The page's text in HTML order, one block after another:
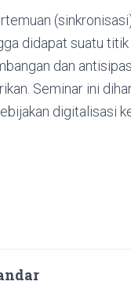
didapat suatu
dan
Seminar ini
digitalisasi